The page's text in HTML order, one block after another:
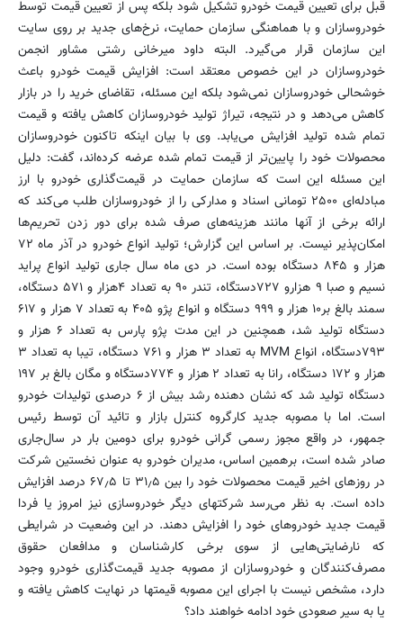
قبل برای تعیین قیمت خودرو تشکیل شود بلکه پس از تعیین قیمت توسط
خودروسازان و با هماهنگی سازمان حمایت، نرخ‌های جدید بر روی سایت
این سازمان قرار می‌گیرد. البته داود میرخانی رشتی مشاور انجمن
خودروسازان در این خصوص معتقد است: افزایش قیمت خودرو باعث
خوشحالی خودروسازان نمی‌شود بلکه این مسئله، تقاضای خرید را در بازار
کاهش می‌دهد و در نتیجه، تیراژ تولید خودروسازان کاهش یافته و قیمت
تمام شده تولید افزایش می‌یابد. وی با بیان اینکه تاکنون خودروسازان
محصولات خود را پایین‌تر از قیمت تمام شده عرضه کرده‌اند، گفت: دلیل
این مسئله این است که سازمان حمایت در قیمت‌گذاری خودرو با ارز
مبادله‌ای ۲۵۰۰ تومانی اسناد و مدارکی را از خودروسازان طلب می‌کند که
ارائه برخی از آنها مانند هزینه‌های صرف شده برای دور زدن تحریم‌ها
امکان‌پذیر نیست. بر اساس این گزارش؛ تولید انواع خودرو در آذر ماه ۷۲
هزار و ۸۴۵ دستگاه بوده است. در دی ماه سال جاری تولید انواع پراید
نسیم و صبا ۹ هزارو ۷۲۷دستگاه، تندر ۹۰ به تعداد ۴هزار و ۵۷۱ دستگاه،
سمند بالغ بر۱۰ هزار و ۹۹۹ دستگاه و انواع پژو ۴۰۵ به تعداد ۷ هزار و ۶۱۷
دستگاه تولید شد، همچنین در این مدت پژو پارس به تعداد ۶ هزار و
۷۹۳دستگاه، انواع MVM به تعداد ۳ هزار و ۷۶۱ دستگاه، تیبا به تعداد ۳
هزار و ۱۷۲ دستگاه، رانا به تعداد ۲ هزار و ۷۷۴دستگاه و مگان بالغ بر ۱۹۷
دستگاه تولید شد که نشان دهنده رشد بیش از ۶ درصدی تولیدات خودرو
است. اما با مصوبه جدید کارگروه کنترل بازار و تائید آن توسط رئیس
جمهور، در واقع مجوز رسمی گرانی خودرو برای دومین بار در سال‌جاری
صادر شده است، برهمین اساس، مدیران خودرو به عنوان نخستین شرکت
در روزهای اخیر قیمت محصولات خود را بین ۳۱٫۵ تا ۶۷٫۵ درصد افزایش
داده است. به نظر می‌رسد شرکتهای دیگر خودروسازی نیز امروز یا فردا
قیمت جدید خودروهای خود را افزایش دهند. در این وضعیت در شرایطی
که نارضایتی‌هایی از سوی برخی کارشناسان و مدافعان حقوق
مصرف‌کنندگان و خودروسازان از مصوبه جدید قیمت‌گذاری خودرو وجود
دارد، مشخص نیست با اجرای این مصوبه قیمتها در نهایت کاهش یافته و
یا به سیر صعودی خود ادامه خواهند داد؟